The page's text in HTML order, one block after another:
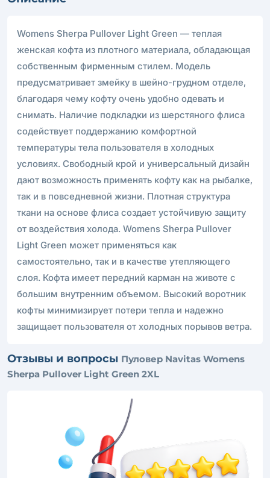
Womens Sherpa Pullover Light Green — теплая
женская кофта из плотного материала, обладающая
собственным фирменным стилем. Модель
предусматривает змейку в шейно-грудном отделе,
благодаря чему кофту очень удобно одевать и
снимать. Наличие подкладки из шерстяного флиса
содействует поддержанию комфортной
температуры тела пользователя в холодных
условиях. Свободный крой и универсальный дизайн
дают возможность применять кофту как на рыбалке,
так и в повседневной жизни. Плотная структура
ткани на основе флиса создает устойчивую защиту
от воздействия холода. Womens Sherpa Pullover
Light Green может применяться как
самостоятельно, так и в качестве утепляющего
слоя. Кофта имеет передний карман на животе с
большим внутренним объемом. Высокий воротник
кофты минимизирует потери тепла и надежно
защищает пользователя от холодных порывов ветра.
Отзывы и вопросы Пуловер Navitas Womens
Sherpa Pullover Light Green 2XL